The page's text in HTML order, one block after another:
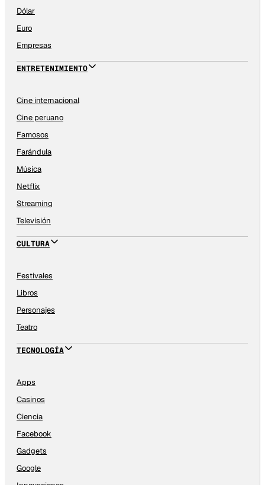
Dólar
Euro
Empresas
ENTRETENIMIENTO
Cine internacional
Cine peruano
Famosos
Farándula
Música
Netflix
Streaming
Televisión
CULTURA
Festivales
Libros
Personajes
Teatro
TECNOLOGÍA
Apps
Casinos
Ciencia
Facebook
Gadgets
Google